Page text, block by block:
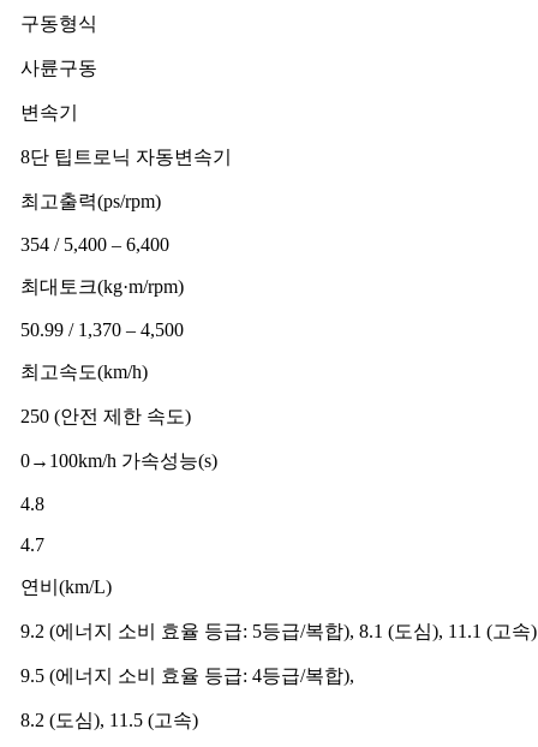
구동형식
사륜구동
변속기
8단 팁트로닉 자동변속기
최고출력(ps/rpm)
354 / 5,400 – 6,400
최대토크(kg·m/rpm)
50.99 / 1,370 – 4,500
최고속도(km/h)
250 (안전 제한 속도)
0→100km/h 가속성능(s)
4.8
4.7
연비(km/L)
9.2 (에너지 소비 효율 등급: 5등급/복합), 8.1 (도심), 11.1 (고속)
9.5 (에너지 소비 효율 등급: 4등급/복합),
8.2 (도심), 11.5 (고속)